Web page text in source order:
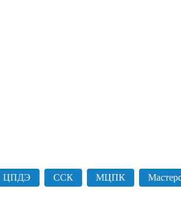
ЦПДЭ ССК МЦПК